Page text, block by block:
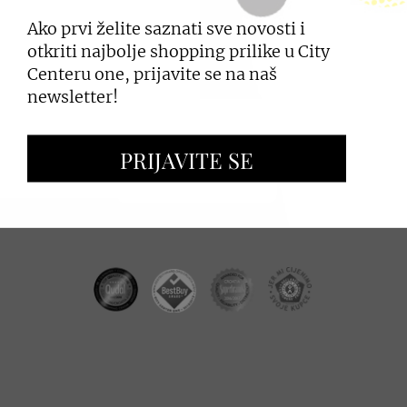
PRIJAVI SE
ZAKUP PROSTORA
OGLAŠAVANJE I PROMOCIJE
Ako prvi želite saznati sve novosti i
otkriti najbolje shopping prilike u City
Centeru one, prijavite se na naš
newsletter!
PRIJAVITE SE